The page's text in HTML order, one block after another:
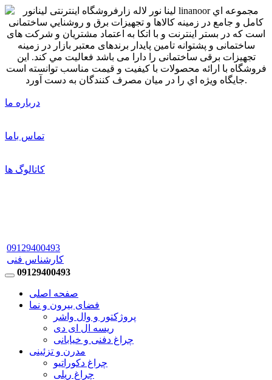
درباره ما
تماس باما
کاتالوگ ها
09129400493
کارشناس فنی
09129400493
صفحه اصلی
فضای بیرون و نما
پروژکتور و وال واشر
ریسه ال ای دی
چراغ دفنی و خیابانی
مدرن و تزئینی
چراغ دکوراتیو
چراغ ریلی